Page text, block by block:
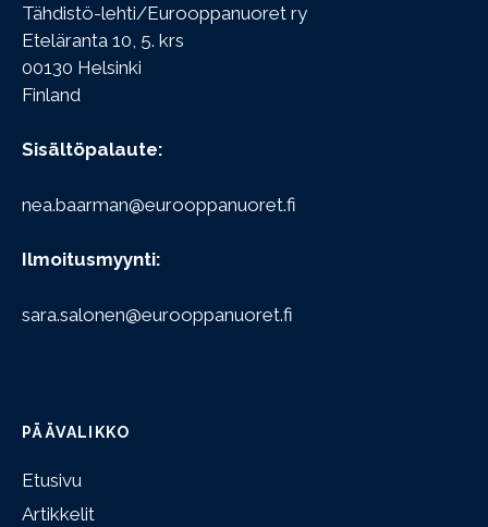
Tähdistö-lehti/Eurooppanuoret ry
Eteläranta 10, 5. krs
00130 Helsinki
Finland
Sisältöpalaute:
nea.baarman@eurooppanuoret.fi
Ilmoitusmyynti:
sara.salonen@eurooppanuoret.fi
PÄÄVALIKKO
Etusivu
Artikkelit